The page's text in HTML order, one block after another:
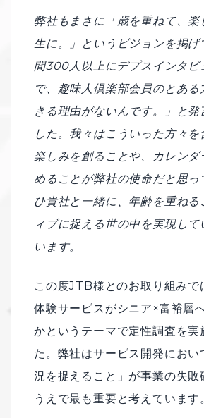
弊社もまさに「歳を重ねて、楽
生に。」というビジョンを掲げ
間300人以上にデプスインタビ
で、趣味人倶楽部会員のとあ
きる理由がないんです。」と発
した。我々はこういった方々
楽しみを創ることや、カレンダ
めることが弊社の使命だと思っ
ひ貴社と一緒に、年齢を重ねる
ィブに捉える世の中を実現し
います。
この度JTB様とのお取り組みで
体験サービスがシニア×富裕層
かというテーマで定性調査を実
た。弊社はサービス開発におい
況を捉えること」が事業の失敗
うえで最も重要と考えています